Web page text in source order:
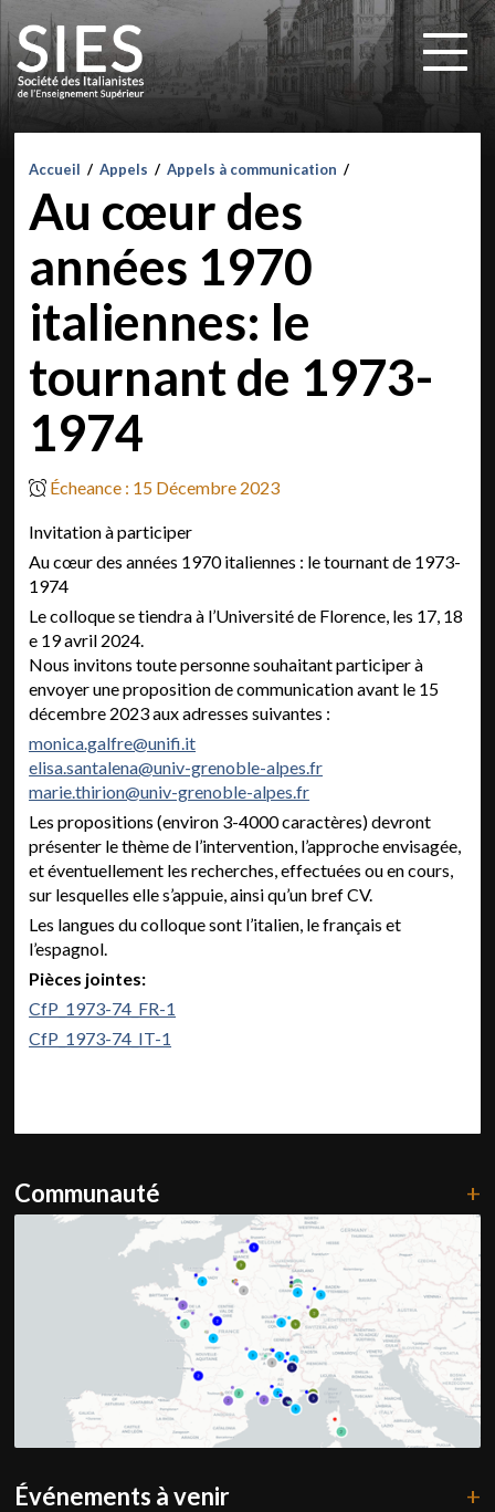
Accueil / Appels / Appels à communication /
Au cœur des
années 1970
italiennes: le
tournant de 1973-
1974
Écheance : 15 Décembre 2023
Invitation à participer
Au cœur des années 1970 italiennes : le tournant de 1973-
1974
Le colloque se tiendra à l’Université de Florence, les 17, 18
e 19 avril 2024.
Nous invitons toute personne souhaitant participer à
envoyer une proposition de communication avant le 15
décembre 2023 aux adresses suivantes :
monica.galfre@unifi.it
elisa.santalena@univ-grenoble-alpes.fr
marie.thirion@univ-grenoble-alpes.fr
Les propositions (environ 3-4000 caractères) devront
présenter le thème de l’intervention, l’approche envisagée,
et éventuellement les recherches, effectuées ou en cours,
sur lesquelles elle s’appuie, ainsi qu’un bref CV.
Les langues du colloque sont l’italien, le français et
l’espagnol.
Pièces jointes:
CfP_1973-74_FR-1
CfP_1973-74_IT-1
Communauté +
Événements à venir +